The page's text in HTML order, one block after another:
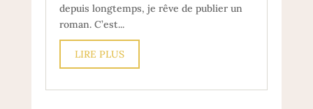
depuis longtemps, je rêve de publier un
roman. C’est...
LIRE PLUS